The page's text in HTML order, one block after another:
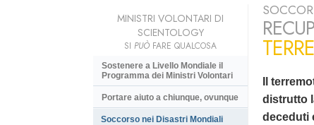
Il
distrutto
deceduti
MINISTRI VOLONTARI DI
SCIENTOLOGY
SI PUÒ FARE QUALCOSA
Sostenere a Livello Mondiale il
Programma dei Ministri Volontari
Portare aiuto a chiunque, ovunque
Soccorso nei Disastri Mondiali